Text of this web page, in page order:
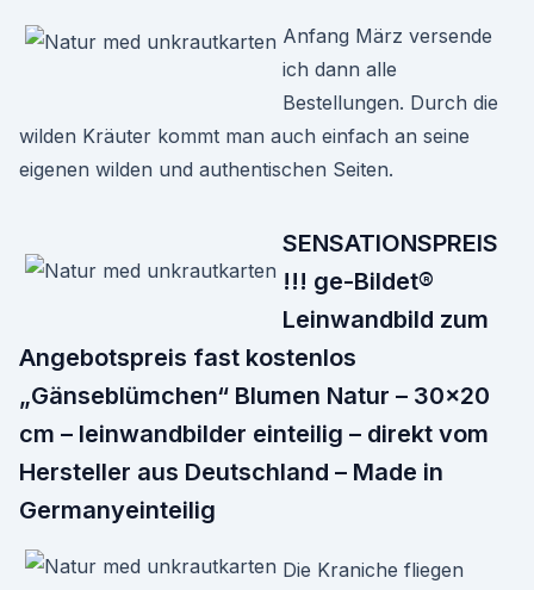
Anfang März versende
ich dann alle
Bestellungen. Durch die
wilden Kräuter kommt man auch einfach an seine
eigenen wilden und authentischen Seiten.
SENSATIONSPREIS
!!! ge-Bildet®
Leinwandbild zum
Angebotspreis fast kostenlos
„Gänseblümchen“ Blumen Natur – 30×20
cm – leinwandbilder einteilig – direkt vom
Hersteller aus Deutschland – Made in
Germanyeinteilig
Die Kraniche fliegen